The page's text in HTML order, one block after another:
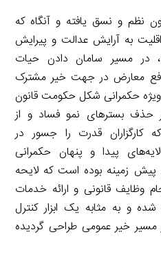
نظم و نسق یافته و آنگاه که
به آرایش عدالت و پیرایش
در مسیر سامان دادن حیات
معارض در جهت خیر مشترک
حکمرانی شکل حکومت قانون
حذف بسترهای نمو فساد و از
کارگزاران قدرت را جسور در
پیدا و پنهان حکمرانی
زمینه بوده است که لایحه
وظایف قانونی و ارائه خدمات
و به مثابه یک ابزار کنترل
مسیر خیر عمومی طراحی گردیده